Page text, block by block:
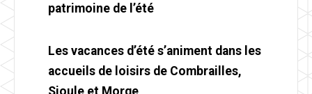
patrimoine de l’été
Les vacances d’été s’animent dans les
accueils de loisirs de Combrailles,
Sioule et Morge